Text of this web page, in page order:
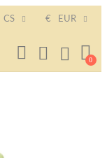
CS € EUR